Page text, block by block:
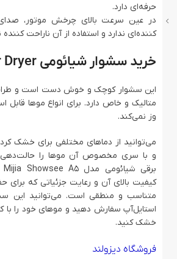
حرفه‌ای دارد.
در عین سرعت بالای چرخش موتور،
کننده‌ای ندارد و استفاده از آن ناراحت
خرید سشوار شیائومی A5 Hair Dryer
این سشوار کوچک و خوش دست است و
متالیک و خاص دارد. برای انواع موها قابل
وز نمی‌کند.
می‌توانید از دماهای مختلفی برای خشک
و با سری مخصوص آن موها را
کیفیت بالای آن و رعایت جزئیاتی که برای
متناسب و منطقی است. می‌توانید این
استایل‌آپ سفارش دهید و موهای خود را با
خشک کنید.
فروشگاه دیزولند